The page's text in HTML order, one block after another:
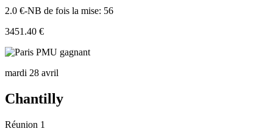
2.0 €-NB de fois la mise: 56
3451.40 €
mardi 28 avril
Chantilly
Réunion 1